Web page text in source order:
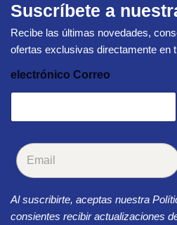
Suscríbete a
Recibe las últimas novedades,
ofertas exclusivas directamente en
electrónico Correo
C
o
e
o
Al suscribirte, aceptas nuestra
consientes recibir actualizaciones